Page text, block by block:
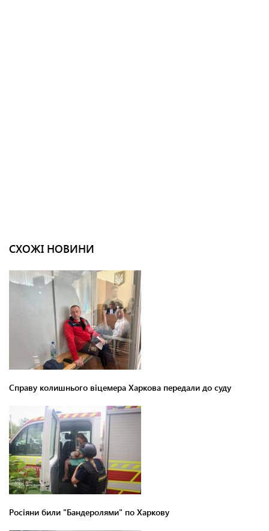
СХОЖІ НОВИНИ
Справу колишнього віцемера Харкова передали до суду
Росіяни били "Бандеролями" по Харкову